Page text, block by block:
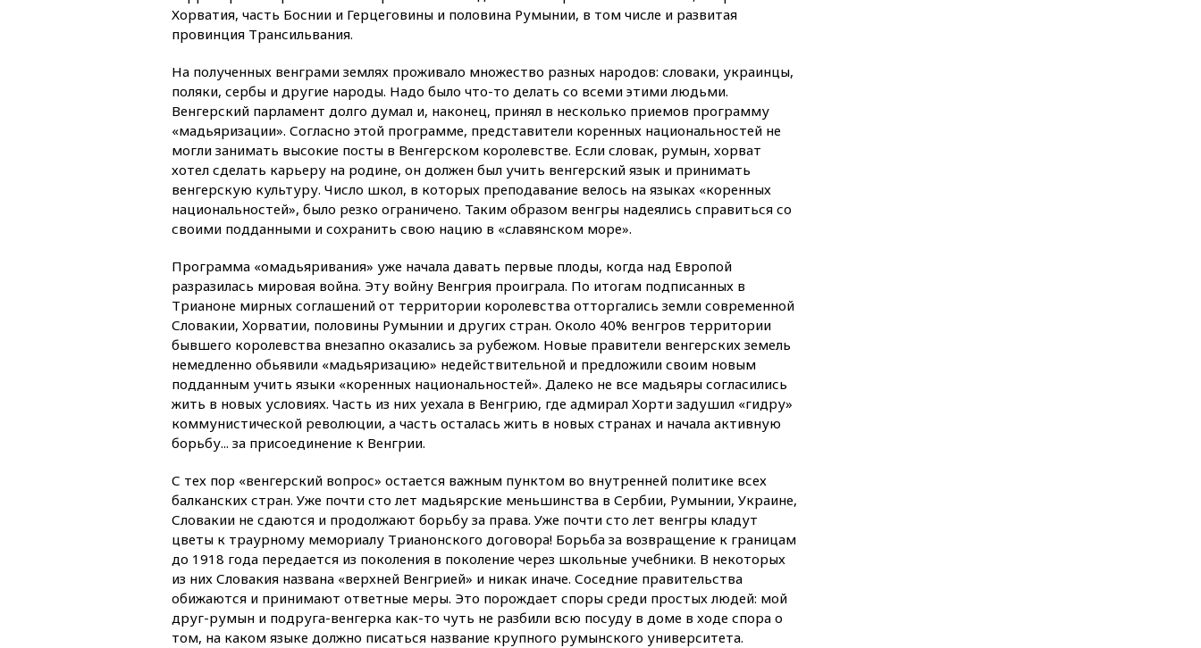
07:00Лесной пожар в 30
06:00Суд обязал Meta
выплатить $567 млн по делу о
вреде психическому
здоровью детей
05:51Трамп подписал указ
против «родильного туризма»
в США
04:00Суд взыскал почти 5 млн
рублей в пользу семьи
мальчика
03:00МИД РФ: попытки Запада
рассорить Россию и Казахстан
обречены на провал
02:00 Ни один водоем Англии
не соответствует нормам
химической безопасности
01:00Трамп: США сами
нуждаются в дальнобойных
необходимости пополнения
арсенала США
вчера, 23:28Слуцкий призвал
признать «Яблоко»
нежелательной организацией
вчера, 23:15
ребенок и женщина погибли
при падении деревьев во
время урагана
Хорватия, часть Боснии и Герцеговины и половина Румынии, в том числе и развитая
провинция Трансильвания.
На полученных венграми землях проживало множество разных народов: словаки, украинцы,
поляки, сербы и другие народы. Надо было что-то делать со всеми этими людьми.
Венгерский парламент долго думал и, наконец, принял в несколько приемов программу
«мадьяризации». Согласно этой программе, представители коренных национальностей не
могли занимать высокие посты в Венгерском королевстве. Если словак, румын, хорват
хотел сделать карьеру на родине, он должен был учить венгерский язык и принимать
венгерскую культуру. Число школ, в которых преподавание велось на языках «коренных
национальностей», было резко ограничено. Таким образом венгры надеялись справиться со
своими подданными и сохранить свою нацию в «славянском море».
Программа «омадьяривания» уже начала давать первые плоды, когда над Европой
разразилась мировая война. Эту войну Венгрия проиграла. По итогам подписанных в
Трианоне мирных соглашений от территории королевства отторгались земли современной
Словакии, Хорватии, половины Румынии и других стран. Около 40% венгров территории
бывшего королевства внезапно оказались за рубежом. Новые правители венгерских земель
немедленно обьявили «мадьяризацию» недействительной и предложили своим новым
подданным учить языки «коренных национальностей». Далеко не все мадьяры согласились
жить в новых условиях. Часть из них уехала в Венгрию, где адмирал Хорти задушил «гидру»
коммунистической революции, а часть осталась жить в новых странах и начала активную
борьбу... за присоединение к Венгрии.
С тех пор «венгерский вопрос» остается важным пунктом во внутренней политике всех
балканских стран. Уже почти сто лет мадьярские меньшинства в Сербии, Румынии, Украине,
Словакии не сдаются и продолжают борьбу за права. Уже почти сто лет венгры кладут
цветы к траурному мемориалу Трианонского договора! Борьба за возвращение к границам
до 1918 года передается из поколения в поколение через школьные учебники. В некоторых
из них Словакия названа «верхней Венгрией» и никак иначе. Соседние правительства
обижаются и принимают ответные меры. Это порождает споры среди простых людей: мой
друг-румын и подруга-венгерка как-то чуть не разбили всю посуду в доме в ходе спора о
том, на каком языке должно писаться название крупного румынского университета.